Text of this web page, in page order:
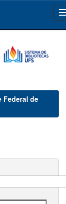
de